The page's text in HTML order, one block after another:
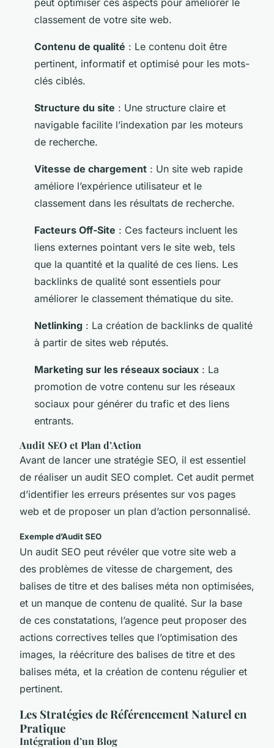
classement de votre site web.
Contenu de qualité : Le contenu doit être
pertinent, informatif et optimisé pour les mots-
clés ciblés.
Structure du site : Une structure claire et
navigable facilite l’indexation par les moteurs
de recherche.
Vitesse de chargement : Un site web rapide
améliore l’expérience utilisateur et le
classement dans les résultats de recherche.
Facteurs Off-Site : Ces facteurs incluent les
liens externes pointant vers le site web, tels
que la quantité et la qualité de ces liens. Les
backlinks de qualité sont essentiels pour
améliorer le classement thématique du site.
Netlinking : La création de backlinks de qualité
à partir de sites web réputés.
Marketing sur les réseaux sociaux : La
promotion de votre contenu sur les réseaux
sociaux pour générer du trafic et des liens
entrants.
Audit SEO et Plan d’Action
Avant de lancer une stratégie SEO, il est essentiel
de réaliser un audit SEO complet. Cet audit permet
d’identifier les erreurs présentes sur vos pages
web et de proposer un plan d’action personnalisé.
Exemple d’Audit SEO
Un audit SEO peut révéler que votre site web a
des problèmes de vitesse de chargement, des
balises de titre et des balises méta non optimisées,
et un manque de contenu de qualité. Sur la base
de ces constatations, l’agence peut proposer des
actions correctives telles que l’optimisation des
images, la réécriture des balises de titre et des
balises méta, et la création de contenu régulier et
pertinent.
Les Stratégies de Référencement Naturel en
Pratique
Intégration d’un Blog